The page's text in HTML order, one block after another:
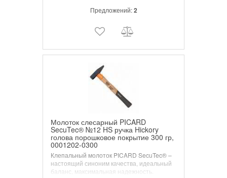
устойчивы к разрыву,Предложений:2
Молоток слесарный PICARD
SecuTec® №12 HS ручка Hickory
голова порошковое покрытие 300 гр,
0001202-0300
Клепальный молоток PICARD SecuTec® –
настоящий синоним качества, идеальный
баланс, максимальная надежность.